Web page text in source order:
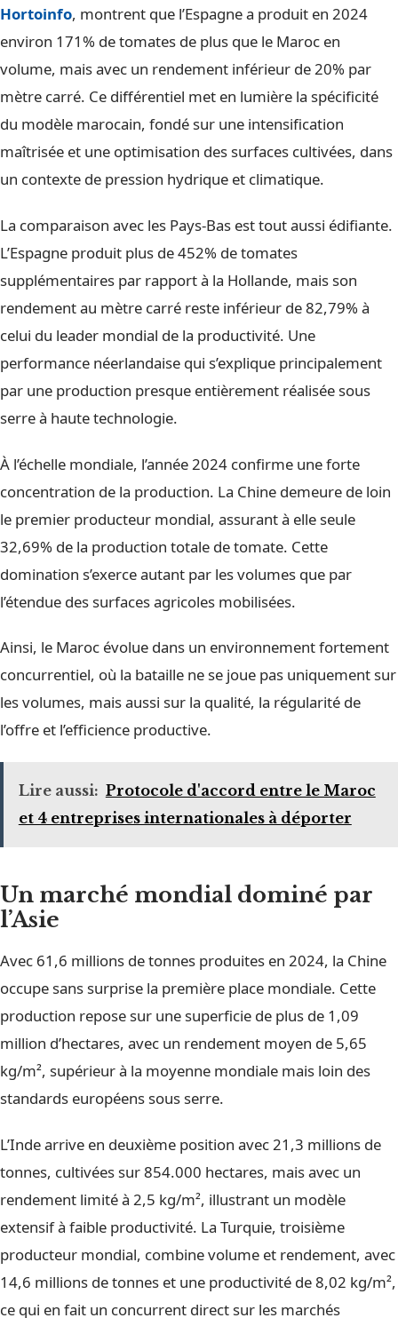
Hortoinfo, montrent que l’Espagne a produit en 2024
environ 171% de tomates de plus que le Maroc en
volume, mais avec un rendement inférieur de 20% par
mètre carré. Ce différentiel met en lumière la spécificité
du modèle marocain, fondé sur une intensification
maîtrisée et une optimisation des surfaces cultivées, dans
un contexte de pression hydrique et climatique.
La comparaison avec les Pays-Bas est tout aussi édifiante.
L’Espagne produit plus de 452% de tomates
supplémentaires par rapport à la Hollande, mais son
rendement au mètre carré reste inférieur de 82,79% à
celui du leader mondial de la productivité. Une
performance néerlandaise qui s’explique principalement
par une production presque entièrement réalisée sous
serre à haute technologie.
À l’échelle mondiale, l’année 2024 confirme une forte
concentration de la production. La Chine demeure de loin
le premier producteur mondial, assurant à elle seule
32,69% de la production totale de tomate. Cette
domination s’exerce autant par les volumes que par
l’étendue des surfaces agricoles mobilisées.
Ainsi, le Maroc évolue dans un environnement fortement
concurrentiel, où la bataille ne se joue pas uniquement sur
les volumes, mais aussi sur la qualité, la régularité de
l’offre et l’efficience productive.
Lire aussi: Protocole d'accord entre le Maroc
et 4 entreprises internationales à déporter
Un marché mondial dominé par
l’Asie
Avec 61,6 millions de tonnes produites en 2024, la Chine
occupe sans surprise la première place mondiale. Cette
production repose sur une superficie de plus de 1,09
million d’hectares, avec un rendement moyen de 5,65
kg/m², supérieur à la moyenne mondiale mais loin des
standards européens sous serre.
L’Inde arrive en deuxième position avec 21,3 millions de
tonnes, cultivées sur 854.000 hectares, mais avec un
rendement limité à 2,5 kg/m², illustrant un modèle
extensif à faible productivité. La Turquie, troisième
producteur mondial, combine volume et rendement, avec
14,6 millions de tonnes et une productivité de 8,02 kg/m²,
ce qui en fait un concurrent direct sur les marchés